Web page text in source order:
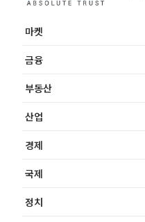
마켓
금융
부동산
산업
경제
국제
정치